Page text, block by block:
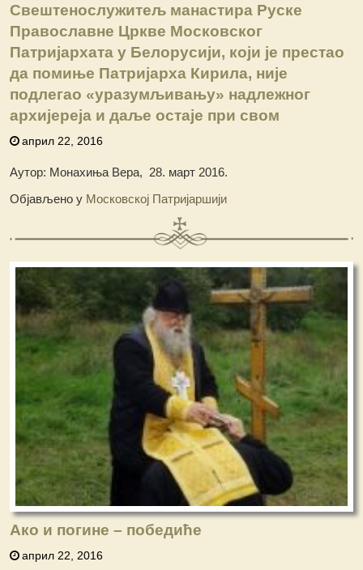
Свештенослужитељ манастира Руске
Православне Цркве Московског
Патријархата у Белорусији, који је престао
да помиње Патријарха Кирила, није
подлегао «уразумљивању» надлежног
архијереја и даље остаје при свом
април 22, 2016
Аутор: Монахиња Вера, 28. март 2016.
Објављено у Московској Патријаршији
Ако и погине – победиће
април 22, 2016